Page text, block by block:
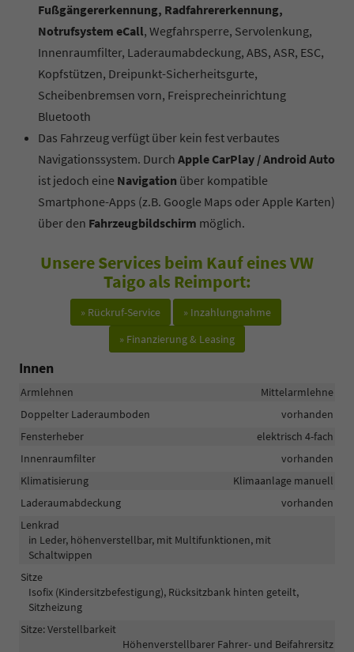
Fußgängererkennung, Radfahrererkennung,
Notrufsystem eCall, Wegfahrsperre, Servolenkung,
Innenraumfilter, Laderaumabdeckung, ABS, ASR, ESC,
Kopfstützen, Dreipunkt-Sicherheitsgurte,
Scheibenbremsen vorn, Freisprecheinrichtung
Bluetooth
Das Fahrzeug verfügt über kein fest verbautes
Navigationssystem. Durch Apple CarPlay / Android Auto
ist jedoch eine Navigation über kompatible
Smartphone-Apps (z.B. Google Maps oder Apple Karten)
über den Fahrzeugbildschirm möglich.
Unsere Services beim Kauf eines VW
Taigo als Reimport:
» Rückruf-Service
» Inzahlungnahme
» Finanzierung & Leasing
Innen
Armlehnen
Mittelarmlehne
Doppelter Laderaumboden
vorhanden
Fensterheber
elektrisch 4-fach
Innenraumfilter
vorhanden
Klimatisierung
Klimaanlage manuell
Laderaumabdeckung
vorhanden
Lenkrad
in Leder, höhenverstellbar, mit Multifunktionen, mit
Schaltwippen
Sitze
Isofix (Kindersitzbefestigung), Rücksitzbank hinten geteilt,
Sitzheizung
Sitze: Verstellbarkeit
Höhenverstellbarer Fahrer- und Beifahrersitz